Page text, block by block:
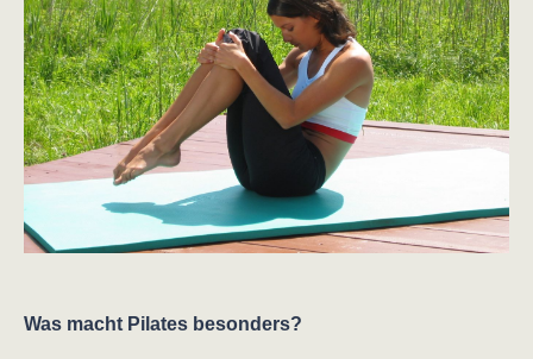
Was macht Pilates besonders?